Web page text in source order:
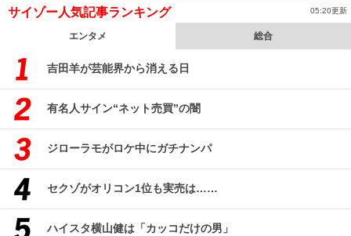
サイゾー人気記事ランキング 05:20更新
エンタメ 総合
吉田羊が芸能界から消える日
有名人サイン“ネット売買”の闇
ジローラモがロケ中にガチナンパ
セクゾがオリコン1位も実売は……
ハイスタ横山健は「カッコだけの男」